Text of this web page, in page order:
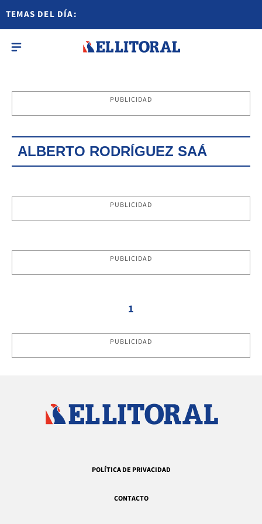
TEMAS DEL DÍA:
PUBLICIDAD
ALBERTO RODRÍGUEZ SAÁ
PUBLICIDAD
PUBLICIDAD
1
PUBLICIDAD
POLÍTICA DE PRIVACIDAD
CONTACTO